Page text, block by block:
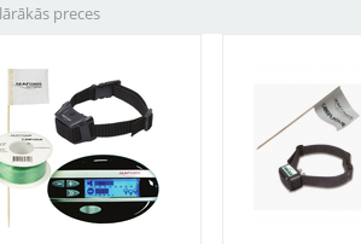
preces